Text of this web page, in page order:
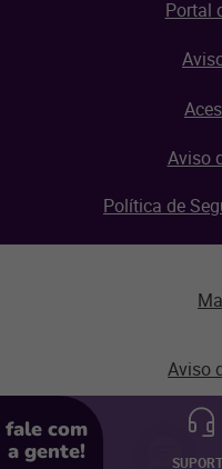
fale com
a gente!
Portal
Aviso
Política de
©
Todos os
Aviso